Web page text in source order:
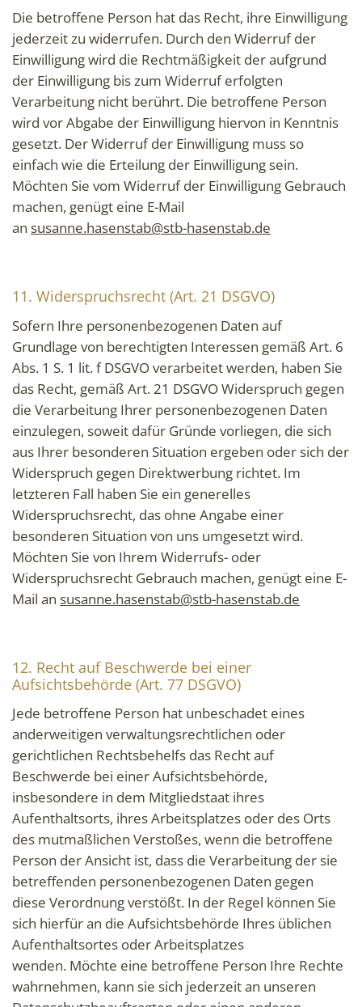
Die betroffene Person hat das Recht, ihre Einwilligung
jederzeit zu widerrufen. Durch den Widerruf der
Einwilligung wird die Rechtmäßigkeit der aufgrund
der Einwilligung bis zum Widerruf erfolgten
Verarbeitung nicht berührt. Die betroffene Person
wird vor Abgabe der Einwilligung hiervon in Kenntnis
gesetzt. Der Widerruf der Einwilligung muss so
einfach wie die Erteilung der Einwilligung sein.
Möchten Sie vom Widerruf der Einwilligung Gebrauch
machen, genügt eine E-Mail
an susanne.hasenstab@stb-hasenstab.de
11. Widerspruchsrecht (Art. 21 DSGVO)
Sofern Ihre personenbezogenen Daten auf
Grundlage von berechtigten Interessen gemäß Art. 6
Abs. 1 S. 1 lit. f DSGVO verarbeitet werden, haben Sie
das Recht, gemäß Art. 21 DSGVO Widerspruch gegen
die Verarbeitung Ihrer personenbezogenen Daten
einzulegen, soweit dafür Gründe vorliegen, die sich
aus Ihrer besonderen Situation ergeben oder sich der
Widerspruch gegen Direktwerbung richtet. Im
letzteren Fall haben Sie ein generelles
Widerspruchsrecht, das ohne Angabe einer
besonderen Situation von uns umgesetzt wird.
Möchten Sie von Ihrem Widerrufs- oder
Widerspruchsrecht Gebrauch machen, genügt eine E-
Mail an susanne.hasenstab@stb-hasenstab.de
12. Recht auf Beschwerde bei einer
Aufsichtsbehörde (Art. 77 DSGVO)
Jede betroffene Person hat unbeschadet eines
anderweitigen verwaltungsrechtlichen oder
gerichtlichen Rechtsbehelfs das Recht auf
Beschwerde bei einer Aufsichtsbehörde,
insbesondere in dem Mitgliedstaat ihres
Aufenthaltsorts, ihres Arbeitsplatzes oder des Orts
des mutmaßlichen Verstoßes, wenn die betroffene
Person der Ansicht ist, dass die Verarbeitung der sie
betreffenden personenbezogenen Daten gegen
diese Verordnung verstößt. In der Regel können Sie
sich hierfür an die Aufsichtsbehörde Ihres üblichen
Aufenthaltsortes oder Arbeitsplatzes
wenden. Möchte eine betroffene Person Ihre Rechte
wahrnehmen, kann sie sich jederzeit an unseren